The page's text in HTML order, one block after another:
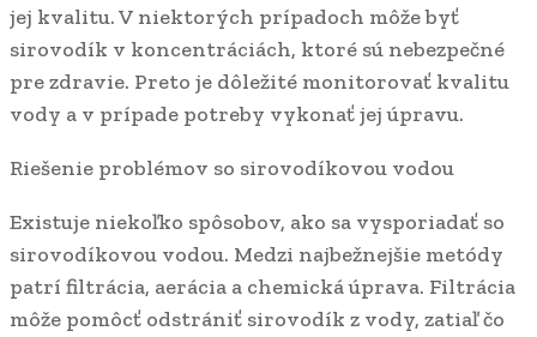
jej kvalitu. V niektorých prípadoch môže byť
sirovodík v koncentráciách, ktoré sú nebezpečné
pre zdravie. Preto je dôležité monitorovať kvalitu
vody a v prípade potreby vykonať jej úpravu.
Riešenie problémov so sirovodíkovou vodou
Existuje niekoľko spôsobov, ako sa vysporiadať so
sirovodíkovou vodou. Medzi najbežnejšie metódy
patrí filtrácia, aerácia a chemická úprava. Filtrácia
môže pomôcť odstrániť sirovodík z vody, zatiaľ čo